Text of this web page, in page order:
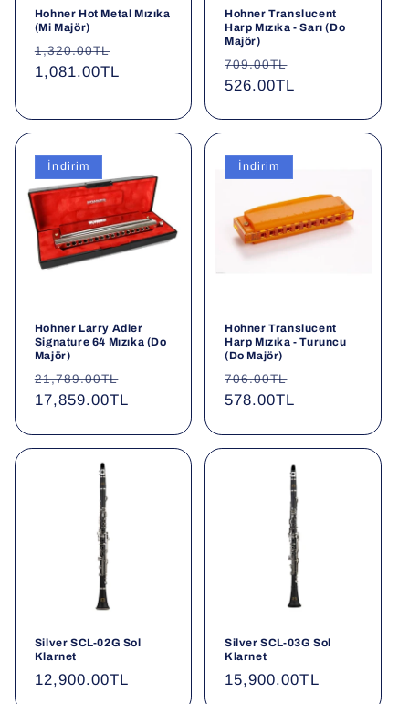
Hohner Hot Metal Mızıka
(Mi Majör)
Normal
fiyat
1,320.00TL
1,081.00TL
Hohner Translucent
Harp Mızıka - Sarı (Do
Majör)
Normal
fiyat
709.00TL
526.00TL
İndirim
Hohner Larry Adler
Signature 64 Mızıka (Do
Majör)
Normal
fiyat
21,789.00TL
fiyat
17,859.00TL
İndirim
Hohner Translucent
Harp Mızıka - Turuncu
(Do Majör)
Normal
fiyat
706.00TL
578.00TL
Silver SCL-02G Sol
Klarnet
Normal
12,900.00TL
Silver SCL-03G Sol
Klarnet
Normal
15,900.00TL